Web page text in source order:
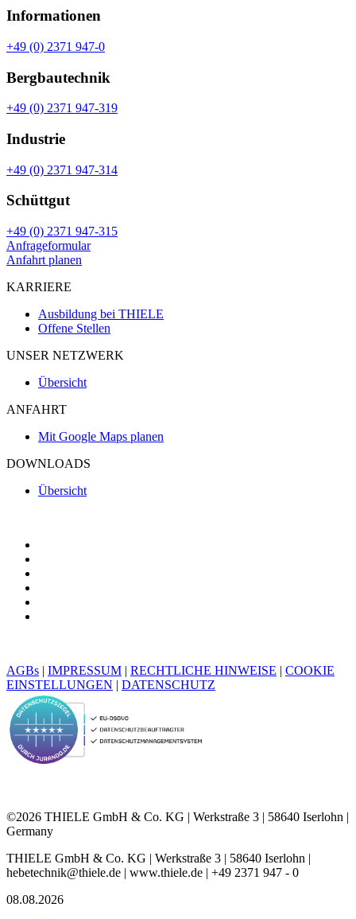
Informationen
+49 (0) 2371 947-0
Bergbautechnik
+49 (0) 2371 947-319
Industrie
+49 (0) 2371 947-314
Schüttgut
+49 (0) 2371 947-315
Anfrageformular
Anfahrt planen
KARRIERE
Ausbildung bei THIELE
Offene Stellen
UNSER NETZWERK
Übersicht
ANFAHRT
Mit Google Maps planen
DOWNLOADS
Übersicht
AGBs | IMPRESSUM | RECHTLICHE HINWEISE | COOKIE
EINSTELLUNGEN | DATENSCHUTZ
©2026 THIELE GmbH & Co. KG | Werkstraße 3 | 58640 Iserlohn |
Germany
THIELE GmbH & Co. KG | Werkstraße 3 | 58640 Iserlohn |
hebetechnik@thiele.de | www.thiele.de | +49 2371 947 - 0
08.08.2026